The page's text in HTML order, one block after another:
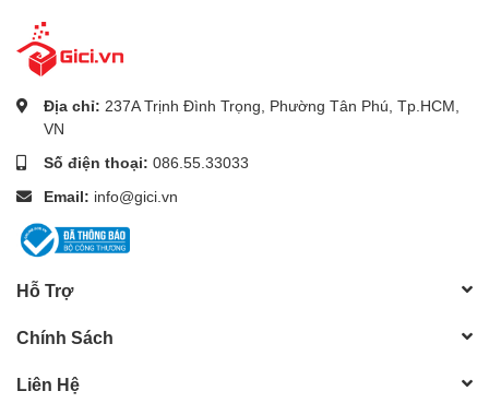
Địa chỉ: 237A Trịnh Đình Trọng, Phường Tân Phú, Tp.HCM,
VN
Số điện thoại: 086.55.33033
Email: info@gici.vn
Hỗ Trợ
Chính Sách
Liên Hệ